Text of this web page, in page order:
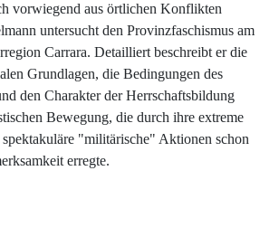
vorwiegend aus örtlichen Konflikten
untersucht den Provinzfaschismus am
Carrara. Detailliert beschreibt er die
Grundlagen, die Bedingungen des
den Charakter der Herrschaftsbildung
Bewegung, die durch ihre extreme
"militärische" Aktionen schon
erregte.